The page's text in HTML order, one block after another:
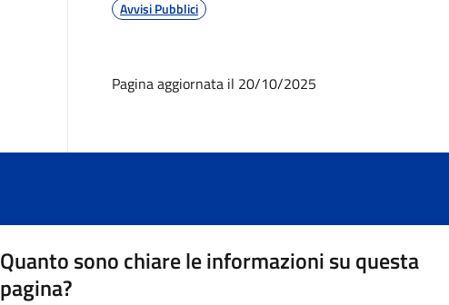
Avvisi Pubblici
Pagina aggiornata il 20/10/2025
Quanto sono chiare le informazioni su questa
pagina?